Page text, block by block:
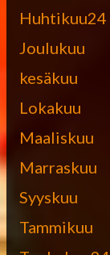
Huhtikuu24
Joulukuu
kesäkuu
Lokakuu
Maaliskuu
Marraskuu
Syyskuu
Tammikuu